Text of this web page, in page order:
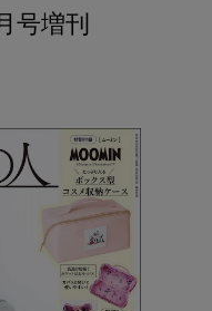
号増刊